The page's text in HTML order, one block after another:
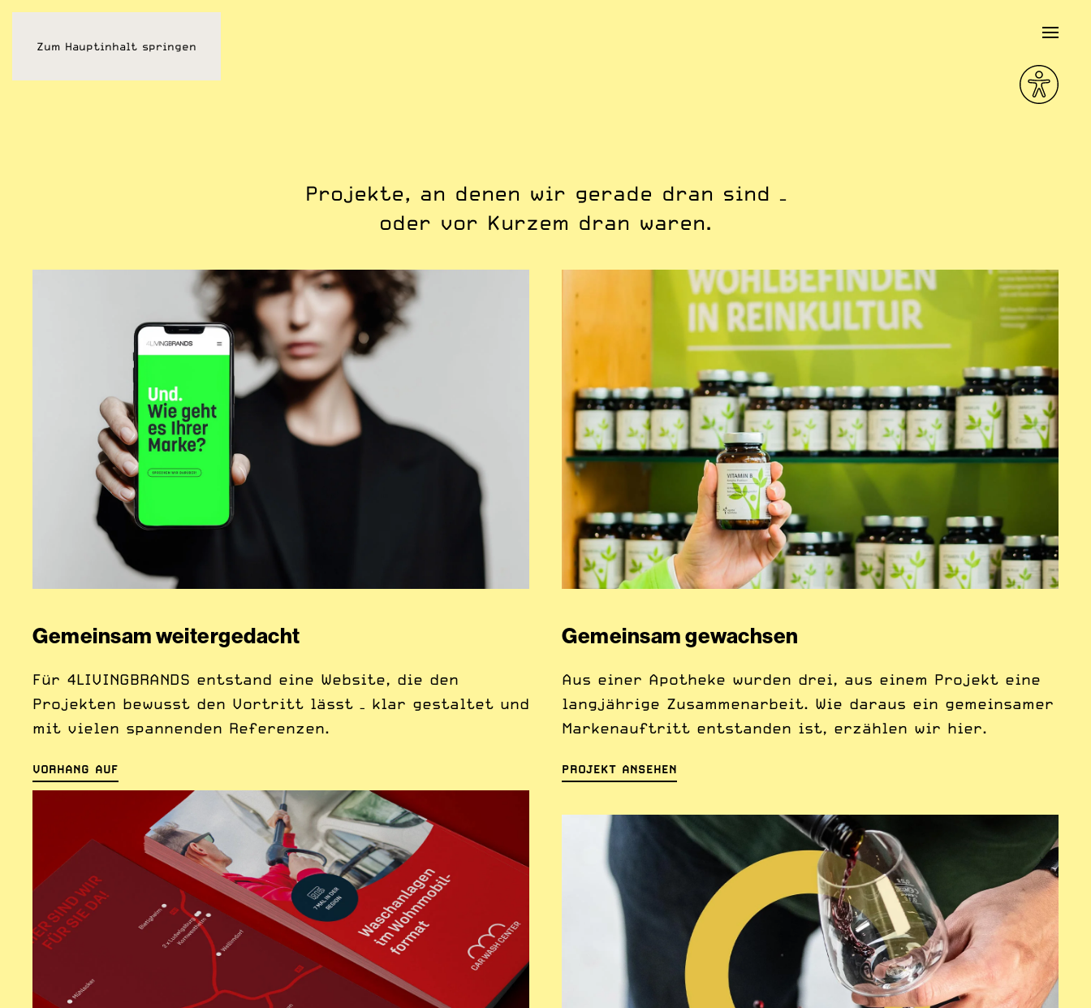
Zum Hauptinhalt springen
Projekte, an denen wir gerade dran sind –
oder vor Kurzem dran waren.
Gemeinsam weitergedacht
Für 4LIVINGBRANDS entstand eine Website, die den
Projekten bewusst den Vortritt lässt – klar gestaltet und
mit vielen spannenden Referenzen.
VORHANG AUF
Gemeinsam gewachsen
Aus einer Apotheke wurden drei, aus einem Projekt eine
langjährige Zusammenarbeit. Wie daraus ein gemeinsamer
Markenauftritt entstanden ist, erzählen wir hier.
PROJEKT ANSEHEN